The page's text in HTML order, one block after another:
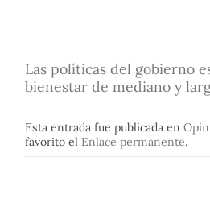
Las políticas del gobierno
bienestar de mediano y
Esta entrada fue publicada en
favorito el Enlace permanente.